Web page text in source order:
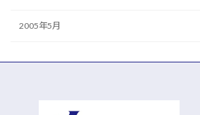
2005年5月